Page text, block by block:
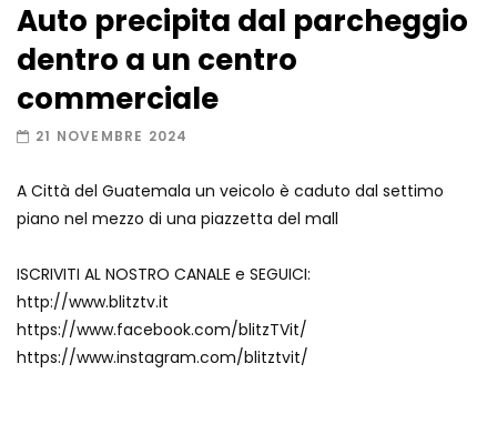
Amiocuggino fa saltare in aria il drone
Record di baci in 30 secondi
Due navi USA si scontrano in mare
Auto precipita dal parcheggio
dentro a un centro
commerciale
21 NOVEMBRE 2024
A Città del Guatemala un veicolo è caduto dal settimo
piano nel mezzo di una piazzetta del mall
ISCRIVITI AL NOSTRO CANALE e SEGUICI:
http://www.blitztv.it
https://www.facebook.com/blitzTVit/
https://www.instagram.com/blitztvit/